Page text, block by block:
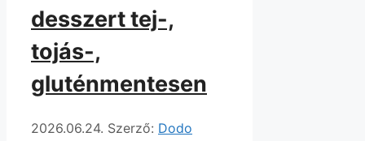
desszert tej-,
tojás-,
gluténmentesen
2026.06.24. Szerző: Dodo